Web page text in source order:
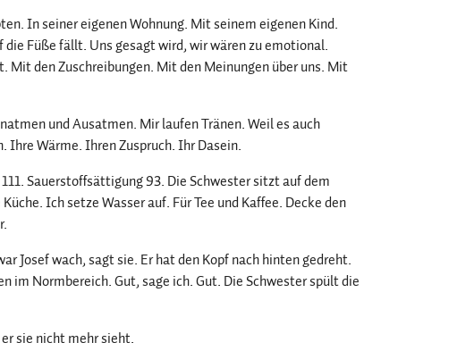
In seiner eigenen Wohnung. Mit seinem eigenen Kind.
Füße fällt. Uns gesagt wird, wir wären zu emotional.
Mit den Zuschreibungen. Mit den Meinungen über uns. Mit
und Ausatmen. Mir laufen Tränen. Weil es auch
Wärme. Ihren Zuspruch. Ihr Dasein.
Sauerstoffsättigung 93. Die Schwester sitzt auf dem
Ich setze Wasser auf. Für Tee und Kaffee. Decke den
Josef wach, sagt sie. Er hat den Kopf nach hinten gedreht.
im Normbereich. Gut, sage ich. Gut. Die Schwester spült die
sie nicht mehr sieht.